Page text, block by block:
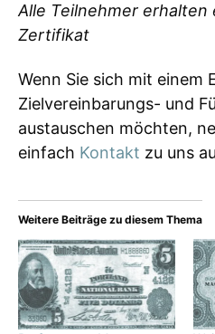
Alle Teilnehmer erhalten
Zertifikat
Wenn Sie sich mit einem
Zielvereinbarungs- und
austauschen möchten,
einfach Kontakt zu uns
Weitere Beiträge zu diesem Thema